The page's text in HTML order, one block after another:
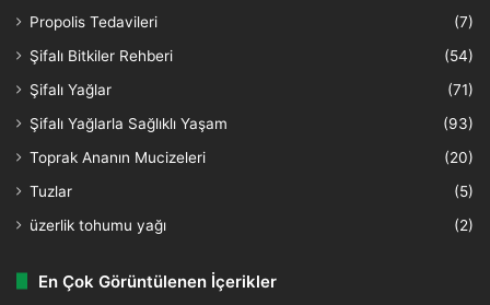
Propolis Tedavileri
(7)
Şifalı Bitkiler Rehberi
(54)
Şifalı Yağlar
(71)
Şifalı Yağlarla Sağlıklı Yaşam
(93)
Toprak Ananın Mucizeleri
(20)
Tuzlar
(5)
üzerlik tohumu yağı
(2)
En Çok Görüntülenen İçerikler